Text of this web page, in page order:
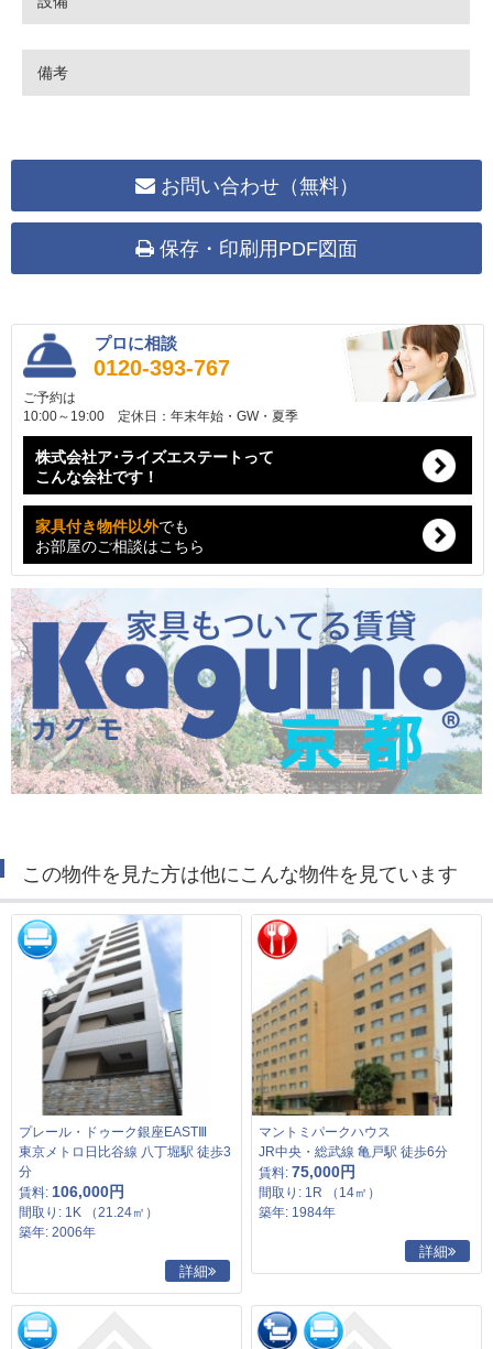
備考
お問い合わせ（無料）
保存・印刷用PDF図面
プロに相談
ご予約は
0120-393-767
10:00～19:00 定休日：年末年始・GW・夏季
株式会社ア･ライズエステートって
こんな会社です！
家具付き物件以外でも
お部屋のご相談はこちら
この物件を見た方は他にこんな物件を見ています
プレール・ドゥーク銀座EASTⅢ
東京メトロ日比谷線 八丁堀駅 徒歩3
分
賃料: 106,000円
間取り: 1K （21.24㎡）
築年: 2006年
詳細
マントミパークハウス
JR中央・総武線 亀戸駅 徒歩6分
賃料:75,000円
間取り: 1R （14㎡）
築年: 1984年
詳細